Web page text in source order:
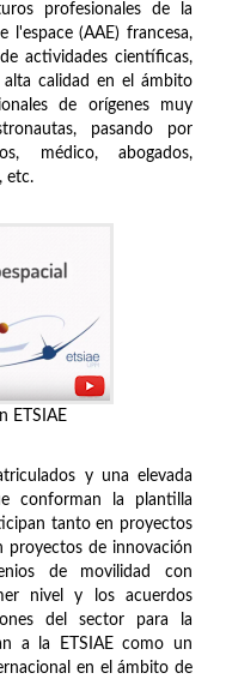
profesionales de la
l'espace (AAE) francesa,
actividades científicas,
calidad en el ámbito
de orígenes muy
pasando por
médico, abogados,
etc.
ETSIAE
y una elevada
conforman la plantilla
tanto en proyectos
proyectos de innovación
de movilidad con
nivel y los acuerdos
del sector para la
a la ETSIAE como un
en el ámbito de